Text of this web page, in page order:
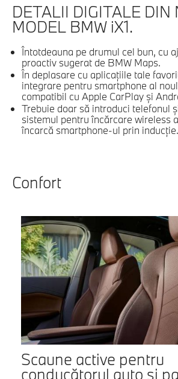
DETALII DIGITALE DIN
MODEL BMW iX1.
Întotdeauna pe drumul cel bun, cu
proactiv sugerat de BMW Maps.
În deplasare cu aplicaţiile tale
integrare pentru smartphone al
compatibil cu Apple CarPlay şi
Trebuie doar să introduci telefonul
sistemul pentru încărcare wireless
încarcă smartphone-ul prin inducţie.
Confort
Scaune active pentru
conducătorul auto şi